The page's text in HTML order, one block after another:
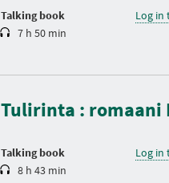
Talking book
n
7 h 50 min
Log in
Tulirinta : romaani
Talking book
r
t
i
n
8 h 43 min
Log in